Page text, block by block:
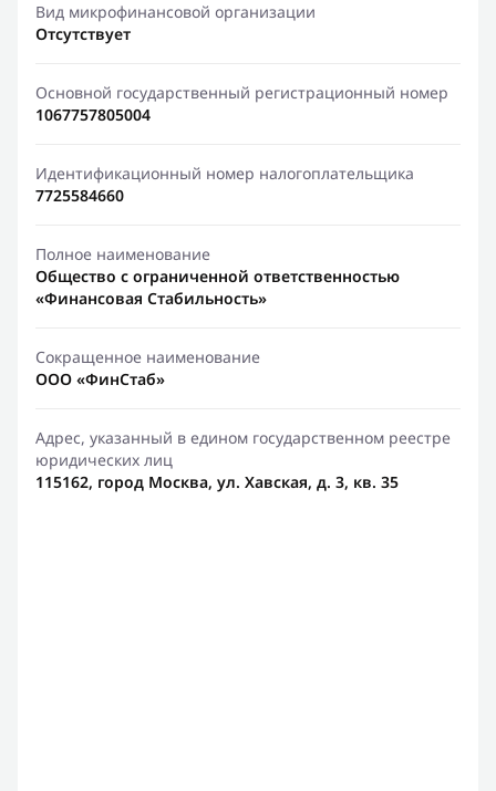
Вид микрофинансовой организации
Отсутствует
Основной государственный регистрационный номер
1067757805004
Идентификационный номер налогоплательщика
7725584660
Полное наименование
Общество с ограниченной ответственностью
«Финансовая Стабильность»
Сокращенное наименование
ООО «ФинСтаб»
Адрес, указанный в едином государственном реестре
юридических лиц
115162, город Москва, ул. Хавская, д. 3, кв. 35